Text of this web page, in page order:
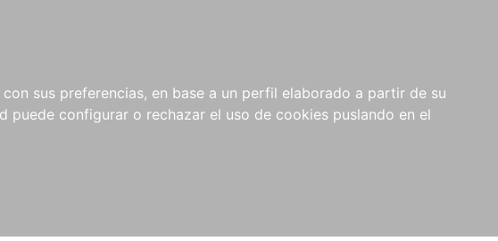
sus preferencias, en base a un perfil elaborado a partir de su
puede configurar o rechazar el uso de cookies puslando en el
NOVEDADES NOTICIAS
COMPRAS
INSTITUCIONALES